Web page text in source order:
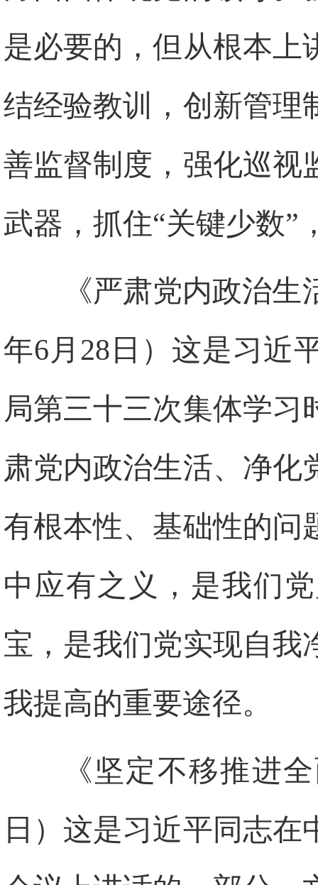
是必要的，但从根本上
结经验教训，创新管理
善监督制度，强化巡视
武器，抓住“关键少数”
《严肃党内政治
年6月28日）这是习近
局第三十三次集体学习
肃党内政治生活、净化
有根本性、基础性的问
中应有之义，是我们
宝，是我们党实现自我
我提高的重要途径。
《坚定不移推进
日）这是习近平同志